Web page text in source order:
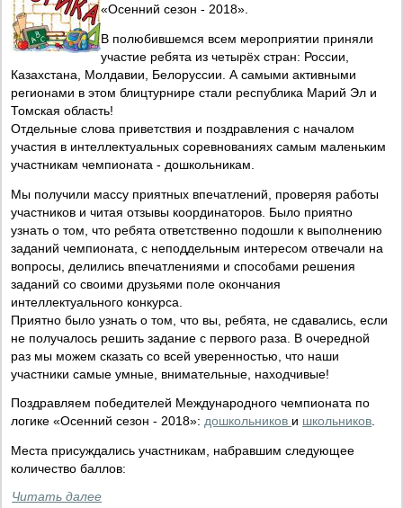
«Осенний сезон - 2018».
В полюбившемся всем мероприятии приняли
участие ребята из четырёх стран: России,
Казахстана, Молдавии, Белоруссии. А самыми активными
регионами в этом блицтурнире стали республика Марий Эл и
Томская область!
Отдельные слова приветствия и поздравления с началом
участия в интеллектуальных соревнованиях самым маленьким
участникам чемпионата - дошкольникам.
Мы получили массу приятных впечатлений, проверяя работы
участников и читая отзывы координаторов. Было приятно
узнать о том, что ребята ответственно подошли к выполнению
заданий чемпионата, с неподдельным интересом отвечали на
вопросы, делились впечатлениями и способами решения
заданий со своими друзьями поле окончания
интеллектуального конкурса.
Приятно было узнать о том, что вы, ребята, не сдавались, если
не получалось решить задание с первого раза. В очередной
раз мы можем сказать со всей уверенностью, что наши
участники самые умные, внимательные, находчивые!
Поздравляем победителей Международного чемпионата по
логике «Осенний сезон - 2018»: дошкольников и школьников.
Места присуждались участникам, набравшим следующее
количество баллов:
Читать далее